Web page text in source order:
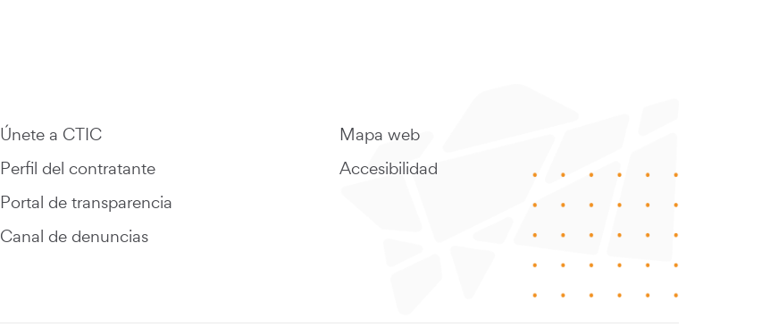
Únete a CTIC
Perfil del contratante
Portal de transparencia
Canal de denuncias
Mapa web
Accesibilidad